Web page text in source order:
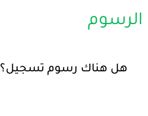
الرسوم
هل هناك رسوم تسجيل؟